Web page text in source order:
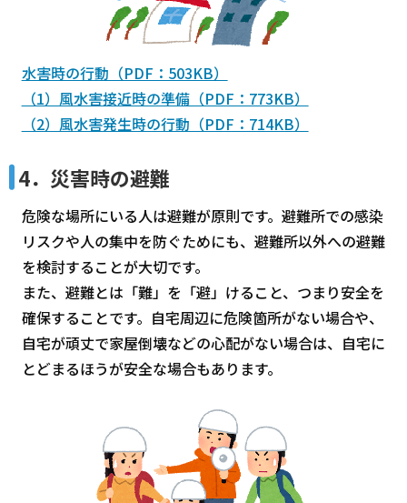
水害時の行動（PDF：503KB）
（1）風水害接近時の準備（PDF：773KB）
（2）風水害発生時の行動（PDF：714KB）
4．災害時の避難
危険な場所にいる人は避難が原則です。避難所での感染
リスクや人の集中を防ぐためにも、避難所以外への避難
を検討することが大切です。
また、避難とは「難」を「避」けること、つまり安全を
確保することです。自宅周辺に危険箇所がない場合や、
自宅が頑丈で家屋倒壊などの心配がない場合は、自宅に
とどまるほうが安全な場合もあります。